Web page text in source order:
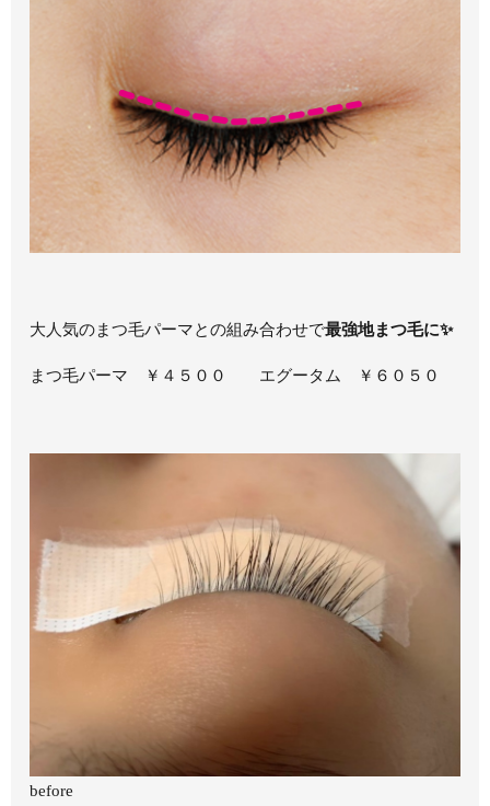
大人気のまつ毛パーマとの組み合わせで最強地まつ毛に✨
まつ毛パーマ ￥４５００ エグータム ￥６０５０
before